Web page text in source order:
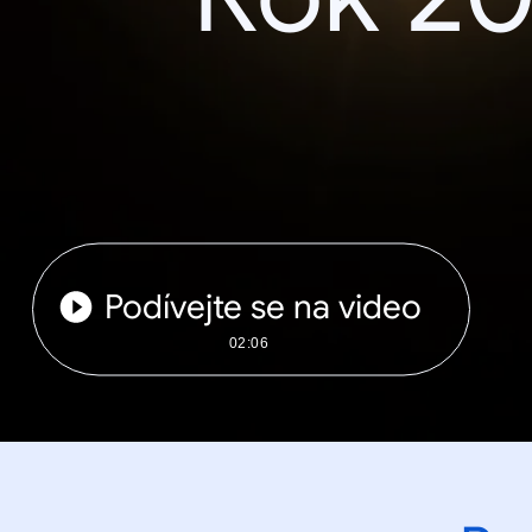
Podívejte se na video
02:06